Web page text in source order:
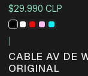
$29.990 CLP
CABLE AV DE
ORIGINAL